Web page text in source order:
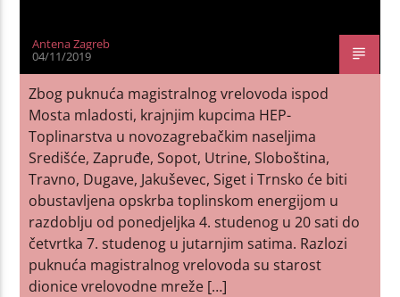
Antena Zagreb
04/11/2019
Zbog puknuća magistralnog vrelovoda ispod
Mosta mladosti, krajnjim kupcima HEP-
Toplinarstva u novozagrebačkim naseljima
Središće, Zapruđe, Sopot, Utrine, Sloboština,
Travno, Dugave, Jakuševec, Siget i Trnsko će biti
obustavljena opskrba toplinskom energijom u
razdoblju od ponedjeljka 4. studenog u 20 sati do
četvrtka 7. studenog u jutarnjim satima. Razlozi
puknuća magistralnog vrelovoda su starost
dionice vrelovodne mreže […]